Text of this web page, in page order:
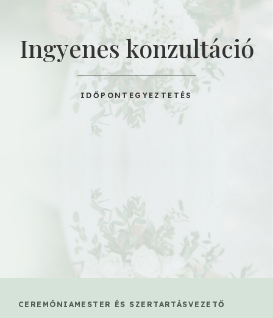
Ingyenes konzultáció
IDŐPONTEGYEZTETÉS
CEREMÓNIAMESTER ÉS SZERTARTÁSVEZETŐ